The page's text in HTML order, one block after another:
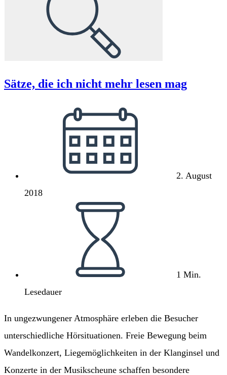
durchsuchen
Sätze, die ich nicht mehr lesen mag
veröffentlicht:
2. August
2018
1 Min.
Lesedauer
In ungezwungener Atmosphäre erleben die Besucher
unterschiedliche Hörsituationen. Freie Bewegung beim
Wandelkonzert, Liegemöglichkeiten in der Klanginsel und
Konzerte in der Musikscheune schaffen besondere